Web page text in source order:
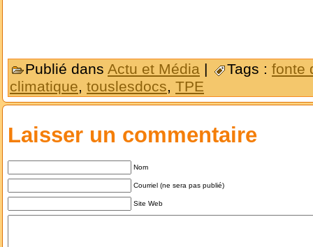
Publié dans Actu et Média | Tags : fonte
climatique, touslesdocs, TPE
Laisser un commentaire
Nom
Courriel (ne sera pas publié)
Site Web